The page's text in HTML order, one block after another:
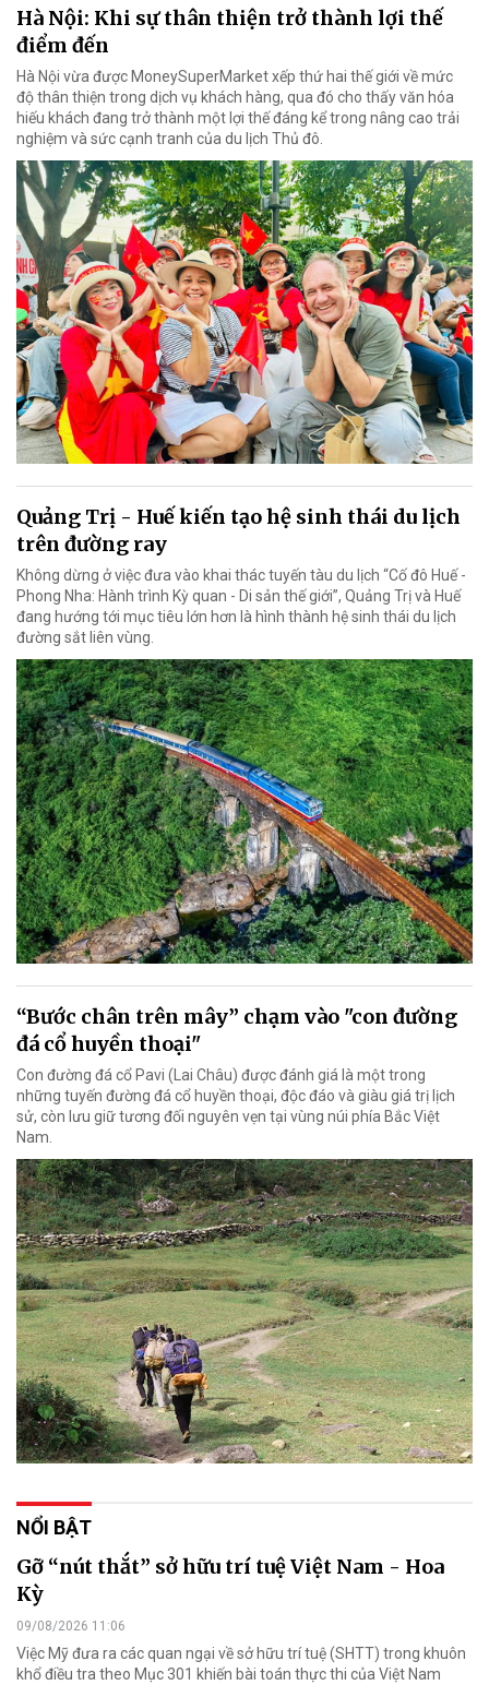
Hà Nội: Khi sự thân thiện trở thành lợi thế
điểm đến
Hà Nội vừa được MoneySuperMarket xếp thứ hai thế giới về mức
độ thân thiện trong dịch vụ khách hàng, qua đó cho thấy văn hóa
hiếu khách đang trở thành một lợi thế đáng kể trong nâng cao trải
nghiệm và sức cạnh tranh của du lịch Thủ đô.
Quảng Trị - Huế kiến tạo hệ sinh thái du lịch
trên đường ray
Không dừng ở việc đưa vào khai thác tuyến tàu du lịch “Cố đô Huế -
Phong Nha: Hành trình Kỳ quan - Di sản thế giới”, Quảng Trị và Huế
đang hướng tới mục tiêu lớn hơn là hình thành hệ sinh thái du lịch
đường sắt liên vùng.
“Bước chân trên mây” chạm vào "con đường
đá cổ huyền thoại"
Con đường đá cổ Pavi (Lai Châu) được đánh giá là một trong
những tuyến đường đá cổ huyền thoại, độc đáo và giàu giá trị lịch
sử, còn lưu giữ tương đối nguyên vẹn tại vùng núi phía Bắc Việt
Nam.
NỔI BẬT
Gỡ “nút thắt” sở hữu trí tuệ Việt Nam - Hoa
Kỳ
09/08/2026 11:06
Việc Mỹ đưa ra các quan ngại về sở hữu trí tuệ (SHTT) trong khuôn
khổ điều tra theo Mục 301 khiến bài toán thực thi của Việt Nam